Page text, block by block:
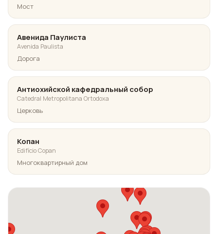
Мост
Авенида Паулиста
Avenida Paulista
Дорога
Антиохийской кафедральный собор
Catedral Metropolitana Ortodoxa
Церковь
Копан
Edifício Copan
Многоквартирный дом